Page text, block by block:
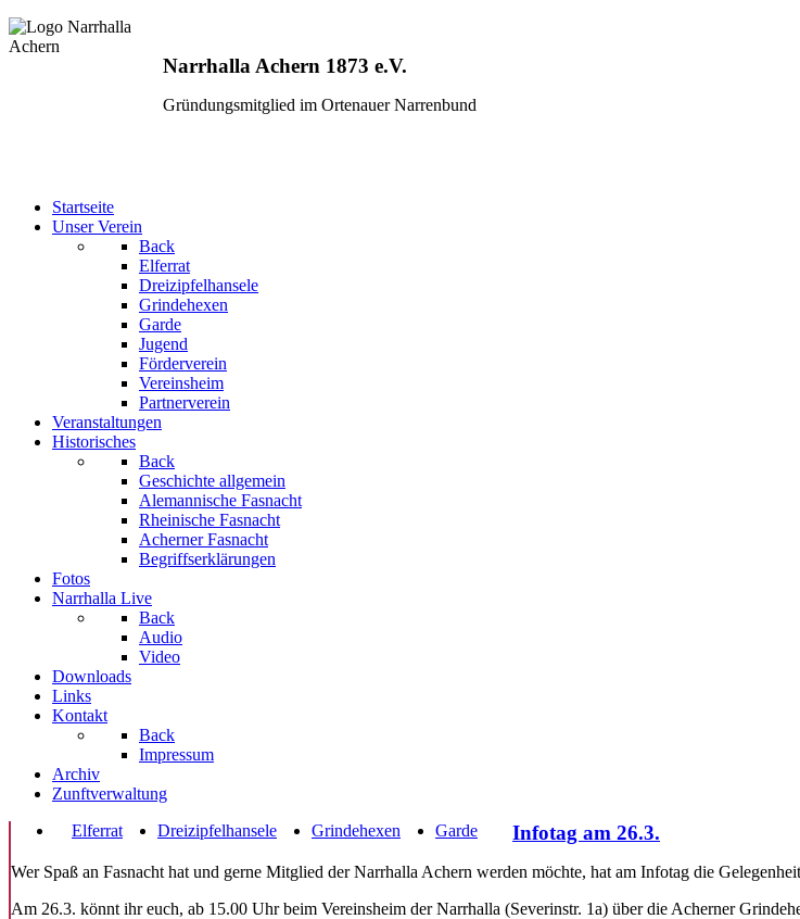
Narrhalla Achern 1873 e.V.
Gründungsmitglied im Ortenauer Narrenbund
Startseite
Unser Verein
Back
Elferrat
Dreizipfelhansele
Grindehexen
Garde
Jugend
Förderverein
Vereinsheim
Partnerverein
Veranstaltungen
Historisches
Back
Geschichte allgemein
Alemannische Fasnacht
Rheinische Fasnacht
Acherner Fasnacht
Begriffserklärungen
Fotos
Narrhalla Live
Back
Audio
Video
Downloads
Links
Kontakt
Back
Impressum
Archiv
Zunftverwaltung
Elferrat
Dreizipfelhansele Grindehexen Garde Infotag am 26.3.
Wer Spaß an Fasnacht hat und gerne Mitglied der Narrhalla Achern werden möchte, hat am Infotag die
Am 26.3. könnt ihr euch, ab 15.00 Uhr beim Vereinsheim der Narrhalla (Severinstr. 1a) über die Acherner